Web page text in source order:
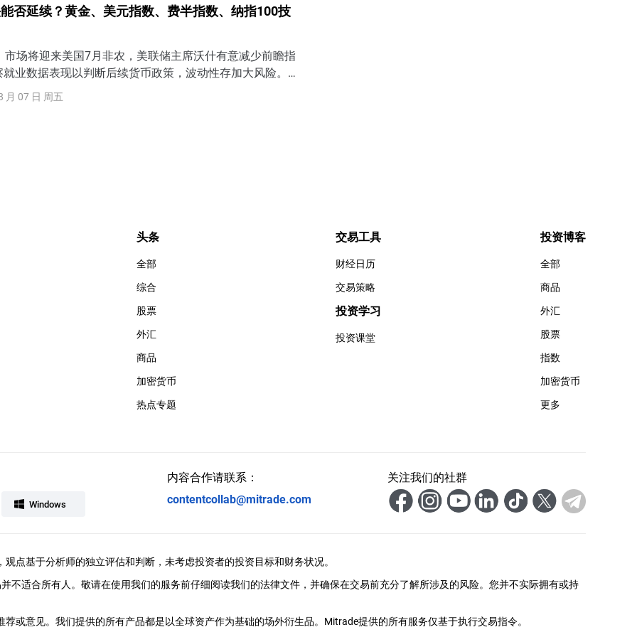
报告。从
否延续？黄金、美元指数、费半指数、纳指100技
市场将迎来美国7月非农，美联储主席沃什有意减少前瞻指
业数据表现以判断后续货币政策，波动性存加大风险。若
，美联储9月加息可能性将下降，但若就业、薪资显著强于
将提高9月加息概率，还可能定价美联储行动过晚（too
月 07 日 周五
头条
全部
综合
股票
外汇
商品
加密货币
热点专题
交易工具
财经日历
交易策略
投资学习
投资课堂
投资博客
全部
商品
外汇
股票
指数
加密货币
更多
Windows
内容合作请联系：
contentcollab@mitrade.com
关注我们的社群
点基于分析师的独立评估和判断，未考虑投资者的投资目标和财务状况。
不适合所有人。敬请在使用我们的服务前仔细阅读我们的法律文件，并确保在交易前充分了解所涉及的风险。您并不实际拥有或持
或意见。我们提供的所有产品都是以全球资产作为基础的场外衍生品。Mitrade提供的所有服务仅基于执行交易指令。